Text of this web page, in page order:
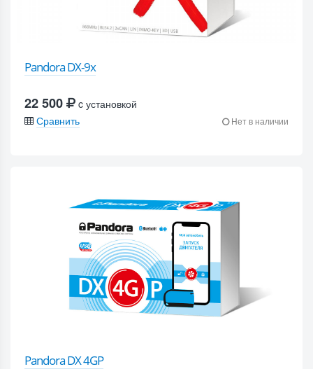
Pandora DX-9x
22 500
c установкой
Сравнить
Нет в наличии
Pandora DX 4GP